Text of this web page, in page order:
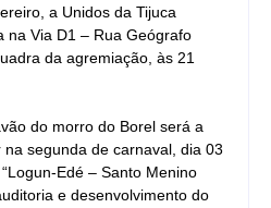
a Unidos da Tijuca
na Via D1 – Rua Geógrafo
da agremiação, às 21
do morro do Borel será a
segunda de carnaval, dia 03
Edé – Santo Menino
e desenvolvimento do